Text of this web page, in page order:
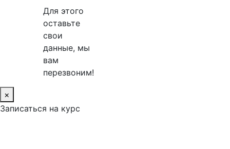
Для этого
оставьте
свои
данные, мы
вам
перезвоним!
×
Записаться на курс